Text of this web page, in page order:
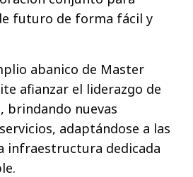
futuro de forma fácil y
abanico de Master
afianzar el liderazgo de
brindando nuevas
adaptándose a las
infraestructura dedicada